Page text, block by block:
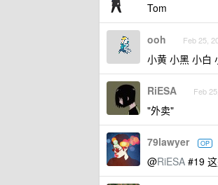
Tom
ooh Feb 25,
小黄 小黑 小白
RiESA Feb
"外卖"
79lawyer OP
@RiESA #19